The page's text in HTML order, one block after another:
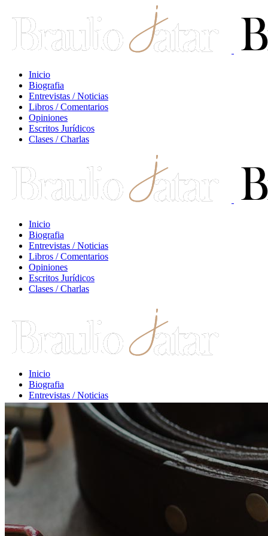
Inicio
Biografia
Entrevistas / Noticias
Libros / Comentarios
Opiniones
Escritos Jurídicos
Clases / Charlas
Inicio
Biografia
Entrevistas / Noticias
Libros / Comentarios
Opiniones
Escritos Jurídicos
Clases / Charlas
Inicio
Biografia
Entrevistas / Noticias
Libros / Comentarios
Opiniones
Escritos Jurídicos
Clases / Charlas